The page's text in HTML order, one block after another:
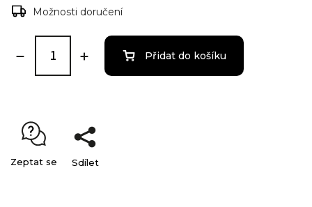
Možnosti doručení
Přidat do košíku
Zeptat se Sdílet